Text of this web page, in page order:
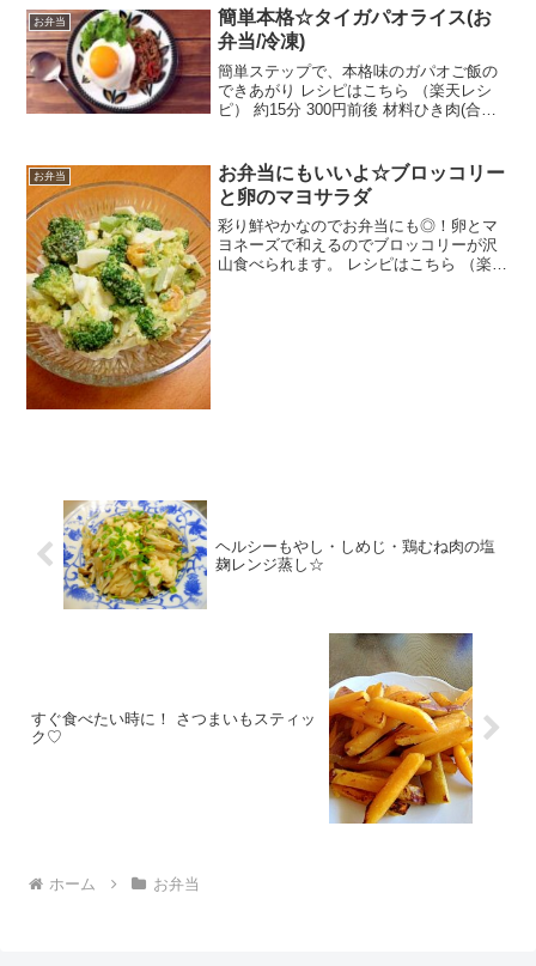
お弁当
簡単本格☆タイガパオライス(お
弁当/冷凍)
簡単ステップで、本格味のガパオご飯の
できあがり レシピはこちら （楽天レシ
ピ） 約15分 300円前後 材料ひき肉(合挽･
ルやパクチー（なくても良い）－－－－
－－－－...
お弁当
お弁当にもいいよ☆ブロッコリー
と卵のマヨサラダ
彩り鮮やかなのでお弁当にも◎！卵とマ
ヨネーズで和えるのでブロッコリーが沢
山食べられます。 レシピはこちら （楽天
ヘルシーもやし・しめじ・鶏むね肉の塩
麹レンジ蒸し☆
すぐ食べたい時に！ さつまいもスティッ
ク♡
ホーム お弁当